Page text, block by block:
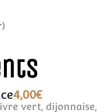
4,00€
vert, dijonnaise,